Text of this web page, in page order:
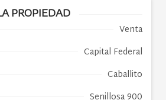
PROPIEDAD
Venta
Capital Federal
Caballito